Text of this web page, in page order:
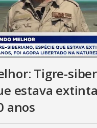
Tigre-
estava
anos